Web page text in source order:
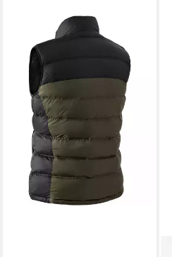
DEERHUNTER
Steppweste Damen Weste
Lady Northward
23,99 €
-52%